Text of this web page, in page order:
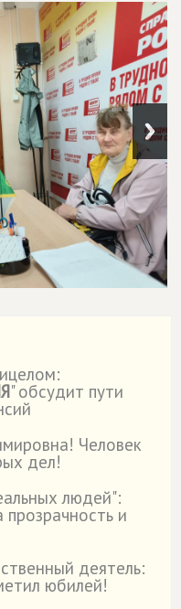
" обсудит пути
Человек
дел!
людей":
и
деятель:
юбилей!